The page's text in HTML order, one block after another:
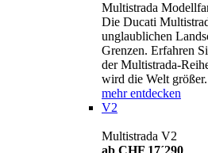
Multistrada
Die Ducati
unglaublichen
Grenzen. Erfahren
der Multistrada-
wird die Welt größer.
mehr entdecken
V2
Multistrada V2
ab CHF 17´290